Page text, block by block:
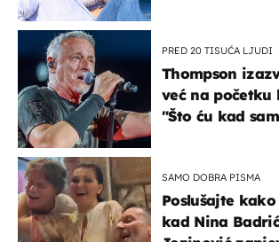
PRED 20 TISUĆA LJUDI
Thompson
već na početku
"Što ću kad
SAMO DOBRA PISMA
Poslušajte
kad Nina